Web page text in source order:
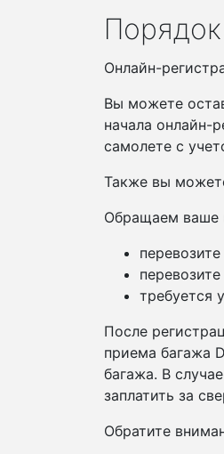
Онлайн-
Вы можете
начала онлайн-
самолете с
Также вы
Обращаем ваше
требуется
После
приема багажа
багажа. В
заплатить за
Обратите